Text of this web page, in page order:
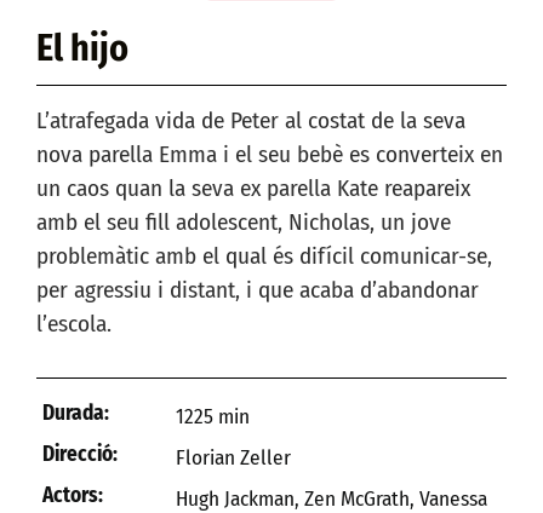
El hijo
L’atrafegada vida de Peter al costat de la seva
nova parella Emma i el seu bebè es converteix en
un caos quan la seva ex parella Kate reapareix
amb el seu fill adolescent, Nicholas, un jove
problemàtic amb el qual és difícil comunicar-se,
per agressiu i distant, i que acaba d’abandonar
l’escola.
Durada:
1225 min
Direcció:
Florian Zeller
Actors:
Hugh Jackman, Zen McGrath, Vanessa